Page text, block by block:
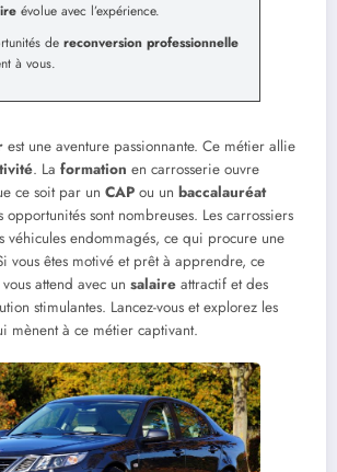
évolue avec l’expérience.
de reconversion professionnelle
à vous.
est une aventure passionnante. Ce métier allie
. La formation en carrosserie ouvre
ce soit par un CAP ou un baccalauréat
opportunités sont nombreuses. Les carrossiers
véhicules endommagés, ce qui procure une
vous êtes motivé et prêt à apprendre, ce
attend avec un salaire attractif et des
stimulantes. Lancez-vous et explorez les
mènent à ce métier captivant.